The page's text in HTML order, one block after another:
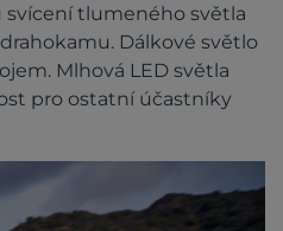
tlumeného světla
Dálkové světlo
Mlhová LED světla
pro ostatní účastníky